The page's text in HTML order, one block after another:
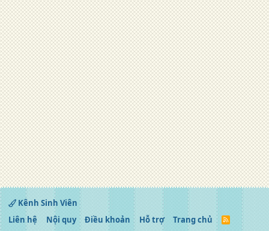
Kênh Sinh Viên
Liên hệ
Nội quy Điều khoản Hỗ trợ Trang chủ
R